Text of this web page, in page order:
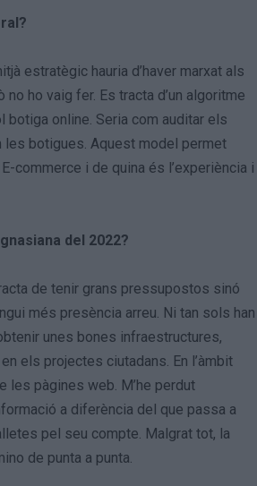
estratègic hauria d’haver marxat als
ho vaig fer. Es tracta d’un algoritme
online. Seria com auditar els
les botigues. Aquest model permet
commerce i de quina és l’experiència i
del 2022?
de tenir grans pressupostos sinó
més presència arreu. Ni tan sols han
unes bones infraestructures,
els projectes ciutadans. En l’àmbit
les pàgines web. M’he perdut
a diferència del que passa a
pel seu compte. Malgrat tot, la
de punta a punta.